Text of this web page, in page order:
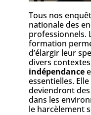
Tous nos
nationale des
professionnels.
formation
d’élargir leur
divers
indépendance
essentielles.
deviendront des
dans les
le harcèlement